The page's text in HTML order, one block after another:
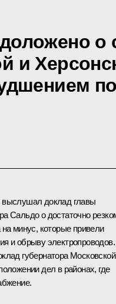
о
и
доклад главы
Сальдоо достаточно
минус, которые привели
и обрыву электропроводов.
губернатора Московской
дел в районах, где